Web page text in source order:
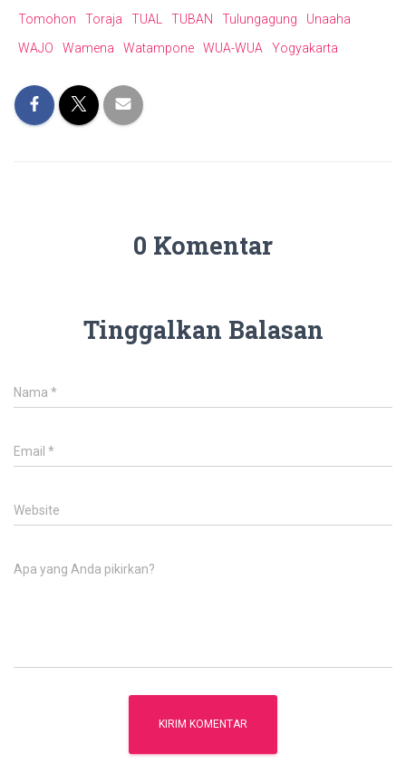
Tomohon
Toraja TUAL TUBAN Tulungagung
Unaaha
WAJO
Wamena Watampone WUA-WUA Yogyakarta
0 Komentar
Tinggalkan Balasan
Nama *
Email *
Website
Apa yang Anda pikirkan?